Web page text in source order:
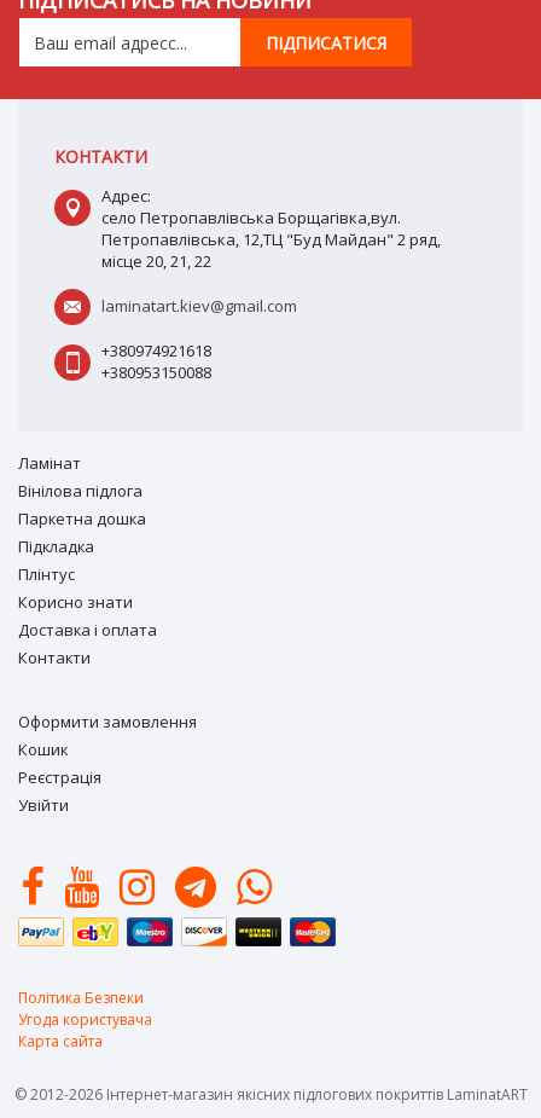
КОНТАКТИ
Адрес:
село Петропавлівська Борщагівка,вул.
Петропавлівська, 12,ТЦ "Буд Майдан" 2 ряд,
місце 20, 21, 22
laminatart.kiev@gmail.com
+380974921618
+380953150088
Ламiнат
Вiнiлова підлога
Паркетна дошка
Підкладка
Плінтус
Корисно знати
Доставка і оплата
Контакти
Оформити замовлення
Кошик
Реєстрація
Увійти
Політика Безпеки
Угода користувача
Карта сайта
© 2012-2026 Інтернет-магазин якісних підлогових покриттів LaminatART